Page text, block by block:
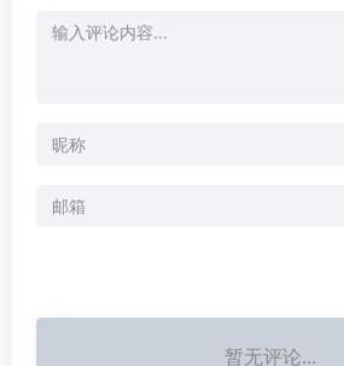
暂无评论...